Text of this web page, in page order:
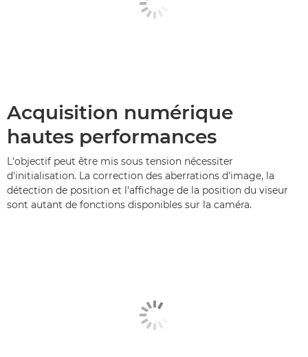
Acquisition numérique
hautes performances
L'objectif peut être mis sous tension nécessiter
d'initialisation. La correction des aberrations d'image, la
détection de position et l'affichage de la position du viseur
sont autant de fonctions disponibles sur la caméra.